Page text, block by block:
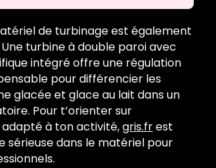
de turbinage est également
turbine à double paroi avec
intégré offre une régulation
pour différencier les
glacée et glace au lait dans un
Pour t’orienter sur
adapté à ton activité,gris.frest
sérieuse dans le matériel pour